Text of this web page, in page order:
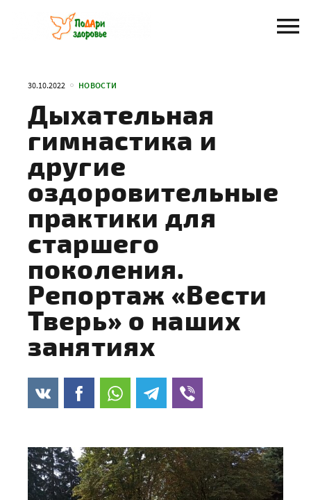
содержанию
30.10.2022 НОВОСТИ
Дыхательная
гимнастика и
другие
оздоровительные
практики для
старшего
поколения.
Репортаж «Вести
Тверь» о наших
занятиях